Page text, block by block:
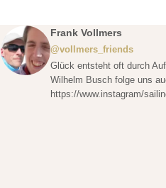
Frank Vollmers
@vollmers_friends
Glück entsteht oft durch
Wilhelm Busch folge uns
https://www.instagram/